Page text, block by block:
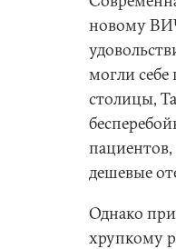
новому
могли
столицы,
дешевые
Однако
хрупкому